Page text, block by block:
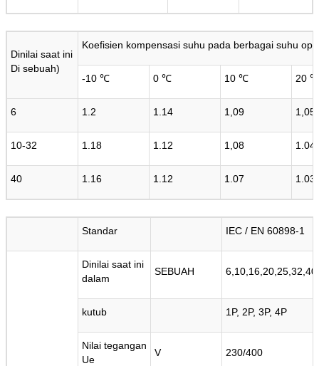
Dinilai saat ini
Di sebuah)
Koefisien kompensasi suhu pada berbagai suhu
-10 ℃ 0 ℃ 10 ℃ 20 ℃
6 1.2 1.14 1,09 1,05
10-32 1.18 1.12 1,08 1.04
40 1.16 1.12 1.07 1.03
Standar IEC / EN 60898-1
Dinilai saat ini
dalam
SEBUAH
kutub 1P, 2P, 3P, 4P
Nilai tegangan
Ue
V 230/400